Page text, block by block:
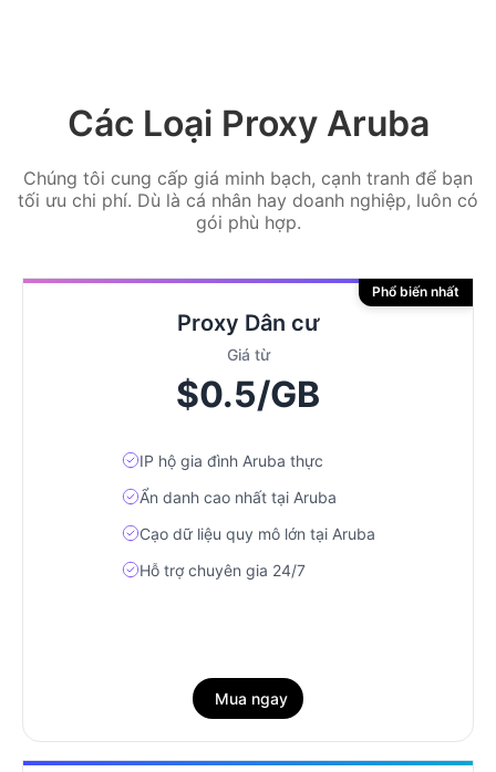
Các Loại Proxy Aruba
Chúng tôi cung cấp giá minh bạch, cạnh tranh để bạn
tối ưu chi phí. Dù là cá nhân hay doanh nghiệp, luôn có
gói phù hợp.
Proxy Dân cư
Giá từ
$0.5/GB
IP hộ gia đình Aruba thực
Ẩn danh cao nhất tại Aruba
Cạo dữ liệu quy mô lớn tại Aruba
Hỗ trợ chuyên gia 24/7
Phổ biến nhất
Mua ngay